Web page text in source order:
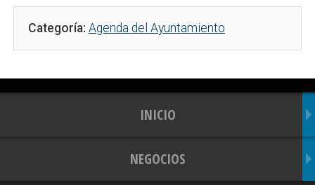
Categoría: Agenda del Ayuntamiento
INICIO
NEGOCIOS